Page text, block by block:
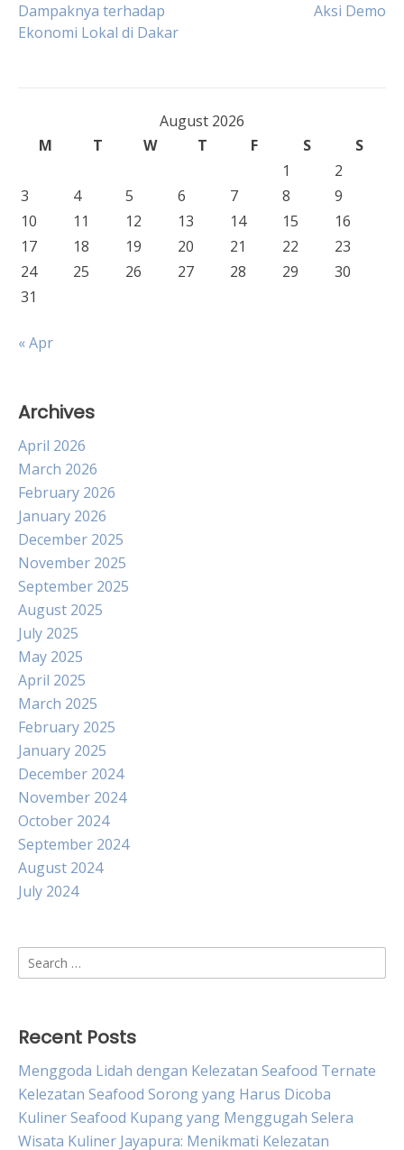
navigation
Dampaknya terhadap
Ekonomi Lokal di Dakar
Aksi Demo
August 2026
M
T W T F S
S
1
2
3
4 5 6 7 8
9
10
11 12 13 14 15
16
17
18 19 20 21 22
23
24
25 26 27 28 29
30
31
« Apr
Archives
April 2026
March 2026
February 2026
January 2026
December 2025
November 2025
September 2025
August 2025
July 2025
May 2025
April 2025
March 2025
February 2025
January 2025
December 2024
November 2024
October 2024
September 2024
August 2024
July 2024
Search
for:
Recent Posts
Menggoda Lidah dengan Kelezatan Seafood Ternate
Kelezatan Seafood Sorong yang Harus Dicoba
Kuliner Seafood Kupang yang Menggugah Selera
Wisata Kuliner Jayapura: Menikmati Kelezatan